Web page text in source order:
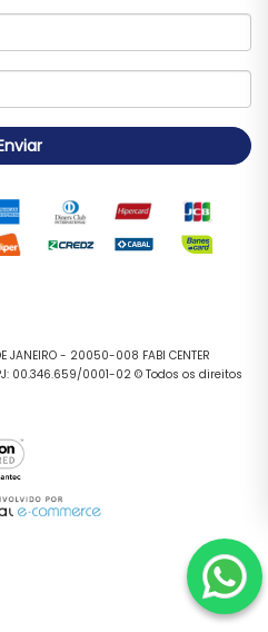
JANEIRO - 20050-008 FABI CENTER
00.346.659/0001-02 © Todos os direitos